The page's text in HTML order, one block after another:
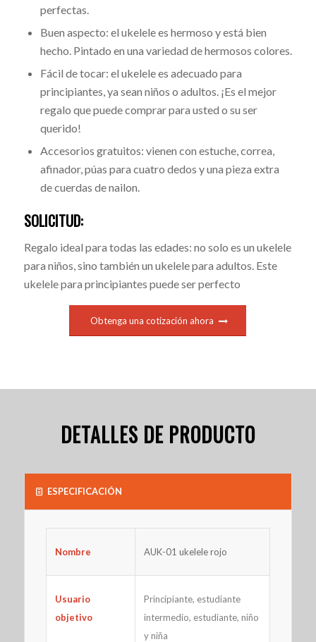
perfectas.
Buen aspecto: el ukelele es hermoso y está bien
hecho. Pintado en una variedad de hermosos colores.
Fácil de tocar: el ukelele es adecuado para
principiantes, ya sean niños o adultos. ¡Es el mejor
regalo que puede comprar para usted o su ser
querido!
Accesorios gratuitos: vienen con estuche, correa,
afinador, púas para cuatro dedos y una pieza extra
de cuerdas de nailon.
SOLICITUD:
Regalo ideal para todas las edades: no solo es un ukelele
para niños, sino también un ukelele para adultos. Este
ukelele para principiantes puede ser perfecto
Obtenga una cotización ahora
DETALLES DE PRODUCTO
ESPECIFICACIÓN
Nombre AUK-01 ukelele rojo
Usuario
objetivo
Principiante, estudiante
intermedio, estudiante, niño
y niña